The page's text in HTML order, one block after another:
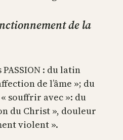
de la
: du latin
de l’âme »; du
souffrir avec »: du
du Christ », douleur
violent ».